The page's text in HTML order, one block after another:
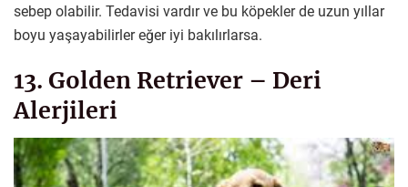
sebep olabilir. Tedavisi vardır ve bu köpekler de uzun yıllar
boyu yaşayabilirler eğer iyi bakılırlarsa.
13. Golden Retriever – Deri
Alerjileri